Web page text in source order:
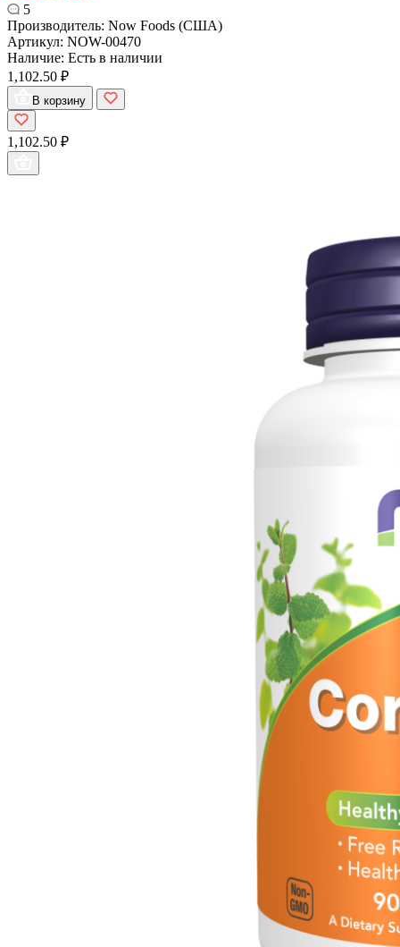
5
Производитель: Now Foods (США)
Артикул: NOW-00470
Наличие: Есть в наличии
1,102.50 ₽
В корзину
1,102.50 ₽